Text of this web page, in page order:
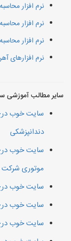
نرم افزار
نرم افزار
نرم افزار
نرم افزارهای
سایر مطالب آموزشی
سایت خوب
دندانپزشکی
سایت خوب درج
موتوری
سایت خوب
سایت خوب
سایت خوب درج